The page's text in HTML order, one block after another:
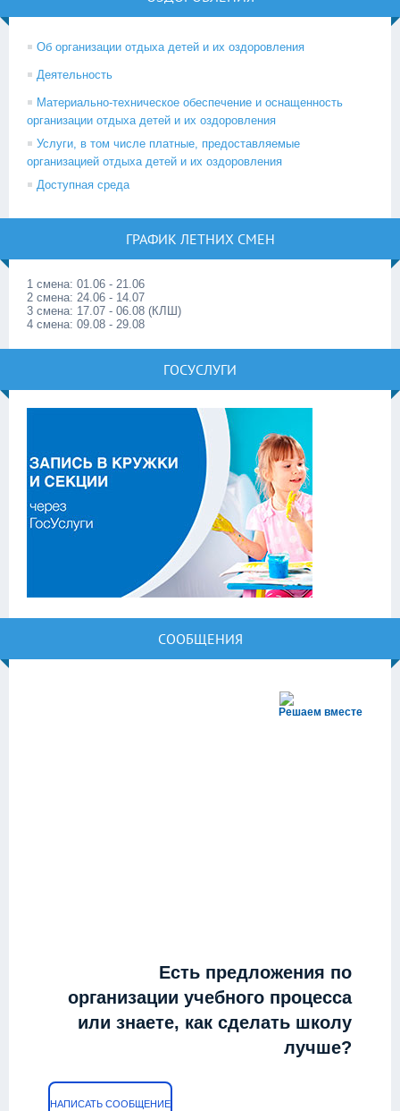
Об организации отдыха детей и их оздоровления
Деятельность
Материально-техническое обеспечение и оснащенность
организации отдыха детей и их оздоровления
Услуги, в том числе платные, предоставляемые
организацией отдыха детей и их оздоровления
Доступная среда
ГРАФИК ЛЕТНИХ СМЕН
1 смена: 01.06 - 21.06
2 смена: 24.06 - 14.07
3 смена: 17.07 - 06.08 (КЛШ)
4 смена: 09.08 - 29.08
ГОСУСЛУГИ
СООБЩЕНИЯ
Решаем вместе
Есть предложения по
организации учебного процесса
или знаете, как сделать школу
лучше?
НАПИСАТЬ СООБЩЕНИЕ